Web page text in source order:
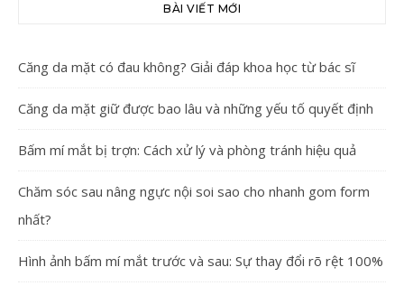
BÀI VIẾT MỚI
Căng da mặt có đau không? Giải đáp khoa học từ bác sĩ
Căng da mặt giữ được bao lâu và những yếu tố quyết định
Bấm mí mắt bị trợn: Cách xử lý và phòng tránh hiệu quả
Chăm sóc sau nâng ngực nội soi sao cho nhanh gom form
nhất?
Hình ảnh bấm mí mắt trước và sau: Sự thay đổi rõ rệt 100%